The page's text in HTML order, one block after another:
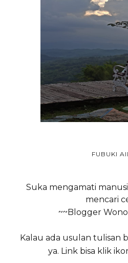
FUBUKI
Suka mengamati
mencari
~~Blogger
Kalau ada usulan tulisan
ya. Link bisa klik